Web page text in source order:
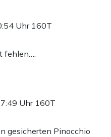
Uhr 160T
fehlen….
Uhr 160T
gesicherten Pinocchio